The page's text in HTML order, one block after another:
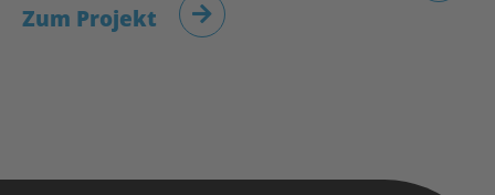
Zum Projekt